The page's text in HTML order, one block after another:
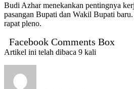
Budi Azhar menekankan pentingnya
pasangan Bupati dan Wakil Bupati
rapat pleno.
Facebook Comments Box
Artikel ini telah dibaca 9 kali